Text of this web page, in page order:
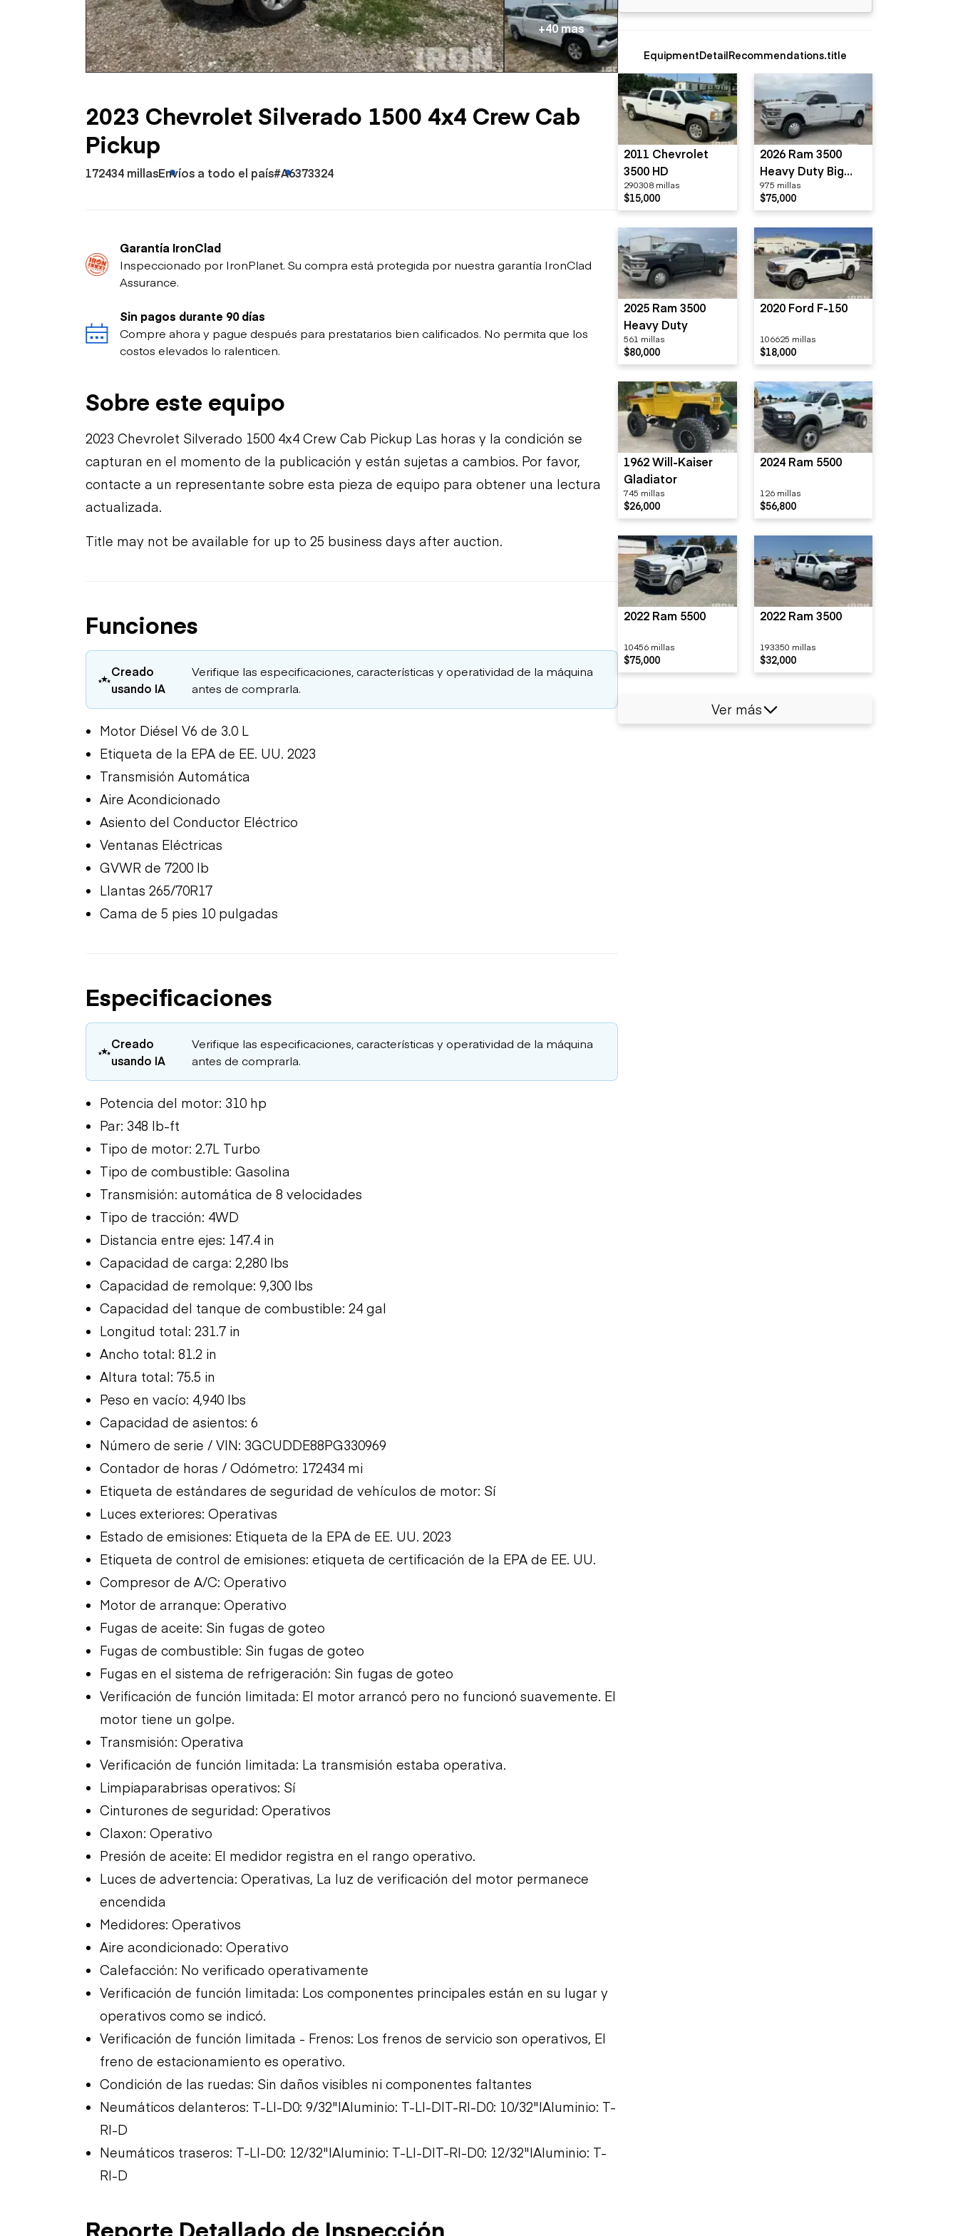
Petróleo y gas
Excavadoras
Motoniveladoras
Minicargadoras
Omitir cargadores
Trailers
Remolques volcados
Remolques de
plataforma
Remolques de troncos
+40 mas
2023 Chevrolet Silverado 1500 4x4 Crew Cab
Pickup
172434 millasEnvíos a todo el país#A6373324
Garantía IronClad
Inspeccionado por IronPlanet. Su compra está protegida por nuestra garantía IronClad
Assurance.
Sin pagos durante 90 días
Compre ahora y pague después para prestatarios bien calificados. No permita que los
costos elevados lo ralenticen.
Sobre este equipo
2023 Chevrolet Silverado 1500 4x4 Crew Cab Pickup Las horas y la condición se
capturan en el momento de la publicación y están sujetas a cambios. Por favor,
contacte a un representante sobre esta pieza de equipo para obtener una lectura
actualizada.
Title may not be available for up to 25 business days after auction.
Funciones
Creado
usando IA
Verifique las especificaciones, características y operatividad de la máquina
antes de comprarla.
Motor Diésel V6 de 3.0 L
Etiqueta de la EPA de EE. UU. 2023
Transmisión Automática
Aire Acondicionado
Asiento del Conductor Eléctrico
Ventanas Eléctricas
GVWR de 7200 lb
Llantas 265/70R17
Cama de 5 pies 10 pulgadas
Especificaciones
Creado
usando IA
Verifique las especificaciones, características y operatividad de la máquina
antes de comprarla.
Potencia del motor: 310 hp
Par: 348 lb-ft
Tipo de motor: 2.7L Turbo
Tipo de combustible: Gasolina
Transmisión: automática de 8 velocidades
Tipo de tracción: 4WD
Distancia entre ejes: 147.4 in
Capacidad de carga: 2,280 lbs
Capacidad de remolque: 9,300 lbs
Capacidad del tanque de combustible: 24 gal
Longitud total: 231.7 in
Ancho total: 81.2 in
Altura total: 75.5 in
Peso en vacío: 4,940 lbs
Capacidad de asientos: 6
Número de serie / VIN: 3GCUDDE88PG330969
Contador de horas / Odómetro: 172434 mi
Etiqueta de estándares de seguridad de vehículos de motor: Sí
Luces exteriores: Operativas
Estado de emisiones: Etiqueta de la EPA de EE. UU. 2023
Etiqueta de control de emisiones: etiqueta de certificación de la EPA de EE. UU.
Compresor de A/C: Operativo
Motor de arranque: Operativo
Fugas de aceite: Sin fugas de goteo
Fugas de combustible: Sin fugas de goteo
Fugas en el sistema de refrigeración: Sin fugas de goteo
Verificación de función limitada: El motor arrancó pero no funcionó suavemente. El
motor tiene un golpe.
Transmisión: Operativa
Verificación de función limitada: La transmisión estaba operativa.
Limpiaparabrisas operativos: Sí
Cinturones de seguridad: Operativos
Claxon: Operativo
Presión de aceite: El medidor registra en el rango operativo.
Luces de advertencia: Operativas, La luz de verificación del motor permanece
encendida
Medidores: Operativos
Aire acondicionado: Operativo
Calefacción: No verificado operativamente
Verificación de función limitada: Los componentes principales están en su lugar y
operativos como se indicó.
Verificación de función limitada - Frenos: Los frenos de servicio son operativos, El
freno de estacionamiento es operativo.
Condición de las ruedas: Sin daños visibles ni componentes faltantes
Neumáticos delanteros: T-LI-D0: 9/32"|Aluminio: T-LI-D|T-RI-D0: 10/32"|Aluminio: T-
RI-D
Neumáticos traseros: T-LI-D0: 12/32"|Aluminio: T-LI-D|T-RI-D0: 12/32"|Aluminio: T-
RI-D
Reporte Detallado de Inspección
EquipmentDetailRecommendations.title
2011 Chevrolet
3500 HD
290308 millas
$15,000
2026 Ram 3500
Heavy Duty Big
Horn
975 millas
$75,000
2025 Ram 3500
Heavy Duty
561 millas
$80,000
2020 Ford F-150
106625 millas
$18,000
1962 Will-Kaiser
Gladiator
745 millas
$26,000
2024 Ram 5500
126 millas
$56,800
2022 Ram 5500
10456 millas
$75,000
2022 Ram 3500
193350 millas
$32,000
Ver más